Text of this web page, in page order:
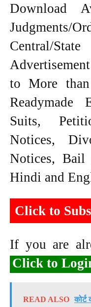
Download
Central/
to More
Readymade
Suits,
Notices,
Notices, Bail
Hindi and
Click to
If you are
Click to
READ ALSO कोर्ट